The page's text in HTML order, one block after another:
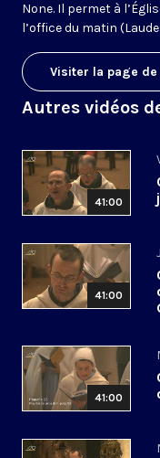
None. Il permet à
l’office du matin
Visiter la page
Autres vidéos
41:00
41:00
41:00